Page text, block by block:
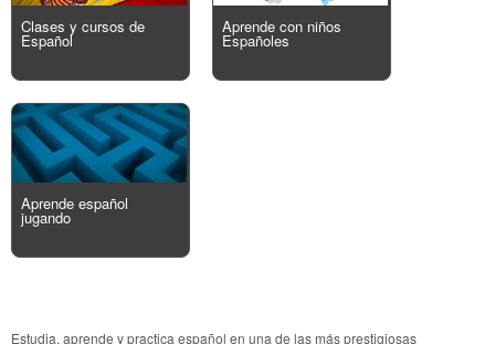
Clases y cursos de
Español
Aprende con niños
Españoles
Aprende español
jugando
Estudia, aprende y practica español en una de las más prestigiosas